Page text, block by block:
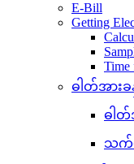
E-Bill
Getting
Time
ဓါတ်အား
ဓါတ်
သက်